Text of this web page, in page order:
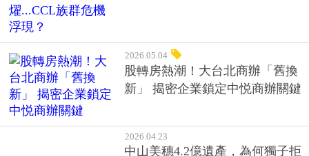
新」 揭密企業鎖定中悦商辦關鍵
2026.04.23
中山美穗4.2億遺產，為何獨子拒
漢寶集團深耕雙和 訂簽2%挺首購